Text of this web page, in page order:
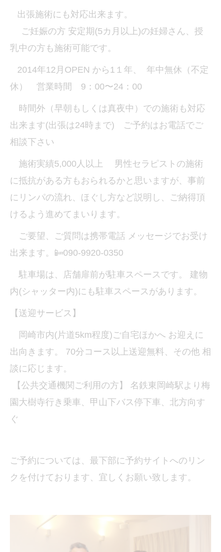
出張施術にも対応出来ます。
ご妊娠の方 安定期(5カ月以上)の妊婦さん、授
乳中の方も施術可能です。
2014年12月OPEN から1１年、 年中無休（不定
休） 営業時間 9：00〜24：00
時間外（早朝もしくは真夜中）での施術も対応
出来ます(出張は24時まで) ご予約はお電話でご
相談下さい
施術実績5,000人以上 男性セラピストの施術
に抵抗がある方もおられるかと思いますが、事前
にリンパの流れ、ほぐし方など説明し、ご納得頂
けるよう進めてまいります。
ご要望、ご質問は携帯電話 メッセージでお受け
出来ます。📴090-9920-0350
駐車場は、店舗扉前が駐車スペースです。 建物
内(シャッター内)にも駐車スペースがあります。
【送迎サービス】
岡崎市内(片道5km程度)ご自宅ほかへ お迎えに
出向きます。 70分コース以上送迎無料、その他 相
談に応じます。
【公共交通機関ご利用の方】 名鉄東岡崎駅より梅
園大樹寺行き乗車、甲山下バス停下車、北方向す
ぐ
ご予約については、最下部に予約サイトへのリン
クを付けております、宜しくお願い致します。